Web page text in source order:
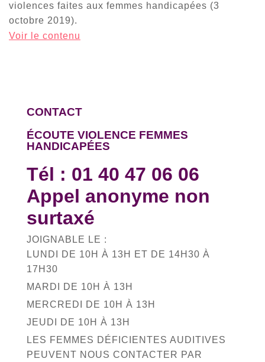
violences faites aux femmes handicapées (3
octobre 2019).
Voir le contenu
CONTACT
ÉCOUTE VIOLENCE FEMMES
HANDICAPÉES
Tél : 01 40 47 06 06
Appel anonyme non
surtaxé
JOIGNABLE LE :
LUNDI DE 10H À 13H ET DE 14H30 À
17H30
MARDI DE 10H À 13H
MERCREDI DE 10H À 13H
JEUDI DE 10H À 13H
LES FEMMES DÉFICIENTES AUDITIVES
PEUVENT NOUS CONTACTER PAR